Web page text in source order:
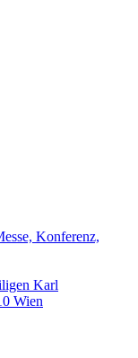
Konferenz,
Karl
Wien